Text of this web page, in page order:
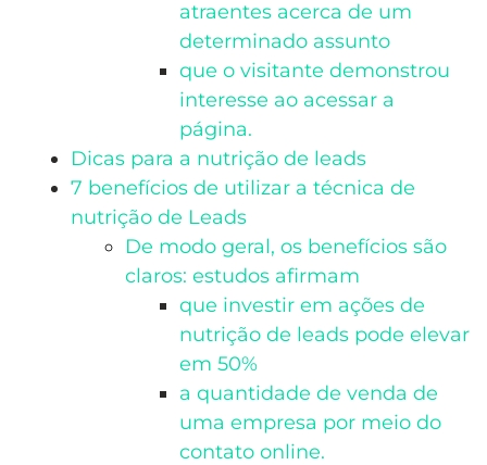
atraentes acerca de um
determinado assunto
que o visitante demonstrou
interesse ao acessar a
página.
Dicas para a nutrição de leads
7 benefícios de utilizar a técnica de
nutrição de Leads
De modo geral, os benefícios são
claros: estudos afirmam
que investir em ações de
nutrição de leads pode elevar
em 50%
a quantidade de venda de
uma empresa por meio do
contato online.